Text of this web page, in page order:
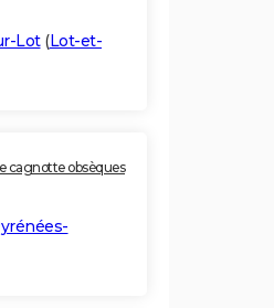
Lot(Lot-et-
cagnotte obsèques